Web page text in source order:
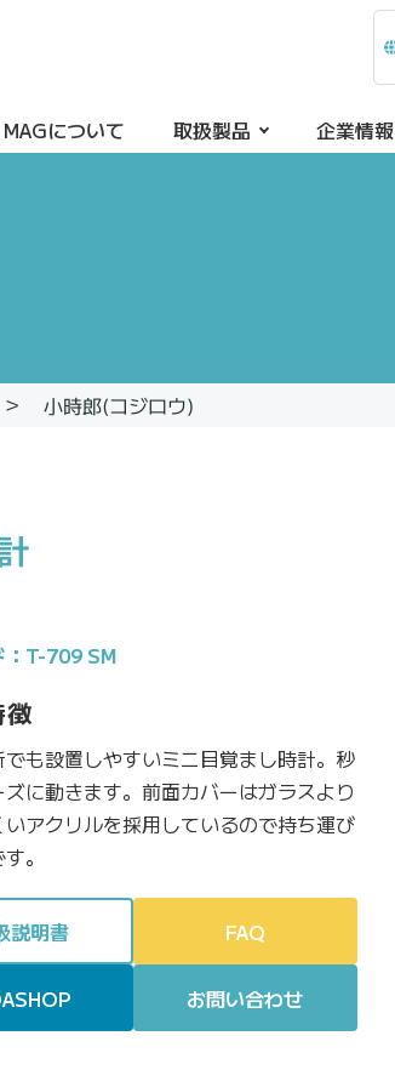
MAGについて 取扱製品 企業情報
小時郎(コジロウ)
：T-709 SM
でも設置しやすいミニ目覚まし時計。秒
に動きます。前面カバーはガラスより
アクリルを採用しているので持ち運び
。
説明書 FAQ
お問い合わせ